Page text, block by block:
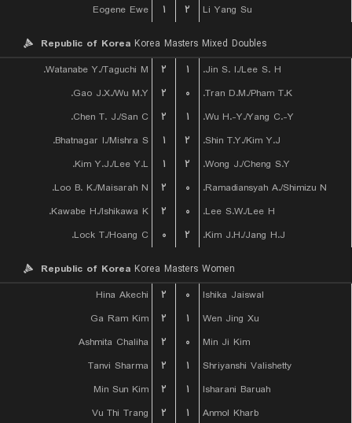
Eogene Ewe
۱ ۲ Li Yang Su
Republic of Korea Korea Masters Mixed Doubles
Watanabe Y./Taguchi M.
۲ ۱
Jin S. I./Lee S. H.
Gao J.X./Wu M.Y.
۲ ۰
Tran D.M./Pham T.K.
Chen T. J./San C.
۲ ۱
Wu H.-Y./Yang C.-Y.
Bhatnagar I./Mishra S.
۱ ۲
Shin T.Y./Kim Y.J.
Kim Y.J./Lee Y.L.
۱ ۲
Wong J./Cheng S.Y.
Loo B. K./Maisarah N.
۲ ۰
Ramadiansyah A./Shimizu N.
Kawabe H./Ishikawa K.
۲ ۰
Lee S.W./Lee H.
Lock T./Hoang C.
۰ ۲ Kim J.H./Jang H.J.
Republic of Korea Korea Masters Women
Hina Akechi
۲ ۰
Ishika Jaiswal
Ga Ram Kim
۲ ۱
Wen Jing Xu
Ashmita Chaliha
۲ ۰
Min Ji Kim
Tanvi Sharma
۲ ۱
Shriyanshi Valishetty
Min Sun Kim
۲ ۱
Isharani Baruah
Vu Thi Trang
۲ ۱
Anmol Kharb